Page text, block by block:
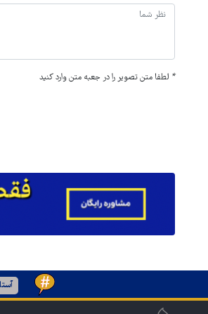
* لطفا متن تصویر را در جعبه متن وارد کنید